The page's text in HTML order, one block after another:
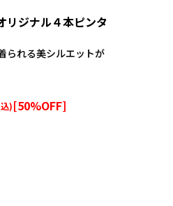
リジナル４本ピンタ
られる美シルエットが
[50%OFF]